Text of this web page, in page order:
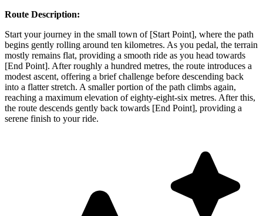
Route Description:
Start your journey in the small town of [Start Point], where the path
begins gently rolling around ten kilometres. As you pedal, the terrain
mostly remains flat, providing a smooth ride as you head towards
[End Point]. After roughly a hundred metres, the route introduces a
modest ascent, offering a brief challenge before descending back
into a flatter stretch. A smaller portion of the path climbs again,
reaching a maximum elevation of eighty-eight-six metres. After this,
the route descends gently back towards [End Point], providing a
serene finish to your ride.